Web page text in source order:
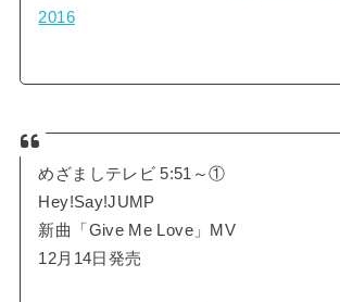
2016
めざましテレビ 5:51～①
Hey!Say!JUMP
新曲「Give Me Love」MV
12月14日発売